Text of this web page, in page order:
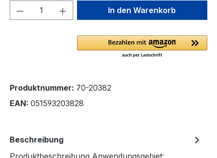
Produkt Anzahl: Gib denIn den Warenkorb
Produktnummer: 70-20382
EAN: 051593203828
Beschreibung
Produktbeschreibung Anwendungsgebiet: